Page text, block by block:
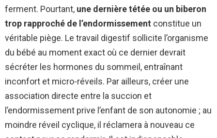
ferment. Pourtant, une dernière tétée ou un biberon
trop rapproché de l’endormissement constitue un
véritable piège. Le travail digestif sollicite l’organisme
du bébé au moment exact où ce dernier devrait
sécréter les hormones du sommeil, entraînant
inconfort et micro-réveils. Par ailleurs, créer une
association directe entre la succion et
l’endormissement prive l’enfant de son autonomie ; au
moindre réveil cyclique, il réclamera à nouveau ce